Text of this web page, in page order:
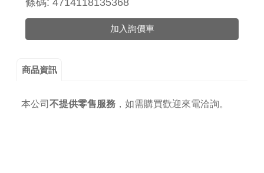
加入詢價車
商品資訊
本公司 不提供零售服務， 如需購買歡迎來電洽詢。